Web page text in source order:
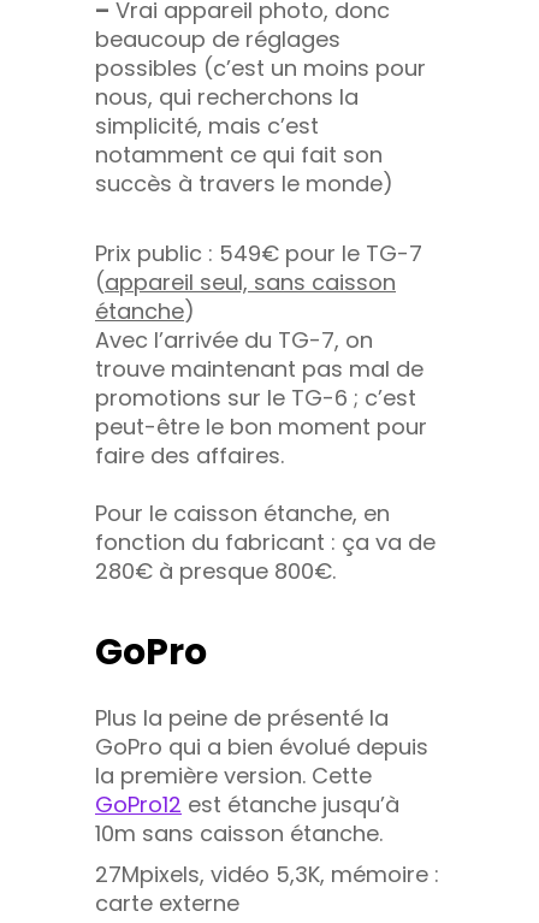
– Vrai appareil photo, donc
beaucoup de réglages
possibles (c’est un moins pour
nous, qui recherchons la
simplicité, mais c’est
notamment ce qui fait son
succès à travers le monde)
Prix public : 549€ pour le TG-7
(appareil seul, sans caisson
étanche)
Avec l’arrivée du TG-7, on
trouve maintenant pas mal de
promotions sur le TG-6 ; c’est
peut-être le bon moment pour
faire des affaires.
Pour le caisson étanche, en
fonction du fabricant : ça va de
280€ à presque 800€.
GoPro
Plus la peine de présenté la
GoPro qui a bien évolué depuis
la première version. Cette
GoPro12 est étanche jusqu’à
10m sans caisson étanche.
27Mpixels, vidéo 5,3K, mémoire :
carte externe